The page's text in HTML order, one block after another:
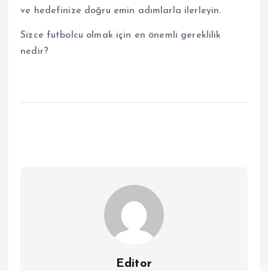
ve hedefinize doğru emin adımlarla ilerleyin.
Sizce futbolcu olmak için en önemli gereklilik
nedir?
Editor